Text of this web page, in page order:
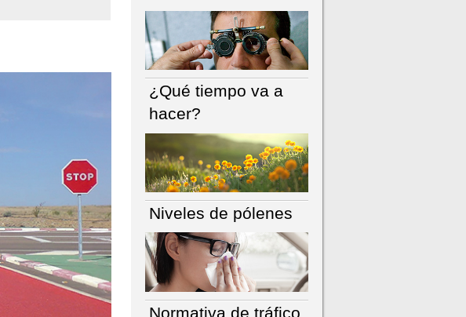
¿Qué tiempo va a
hacer?
Niveles de pólenes
Normativa de tráfico